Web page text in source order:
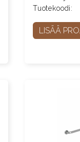
Tuotekoodi:
LISÄÄ